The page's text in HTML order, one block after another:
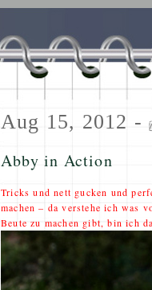
Aug 15, 2012 -
Abby in Action
Tricks und nett gucken und
machen – da verstehe ich was
Beute zu machen gibt, bin ich